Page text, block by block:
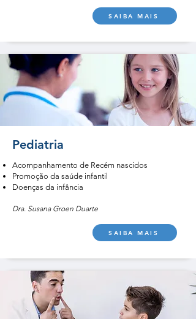
SAIBA MAIS
Pediatria
Acompanhamento de Recém nascidos
Promoção da saúde infantil
Doenças da infância
Dra. Susana Groen Duarte
SAIBA MAIS